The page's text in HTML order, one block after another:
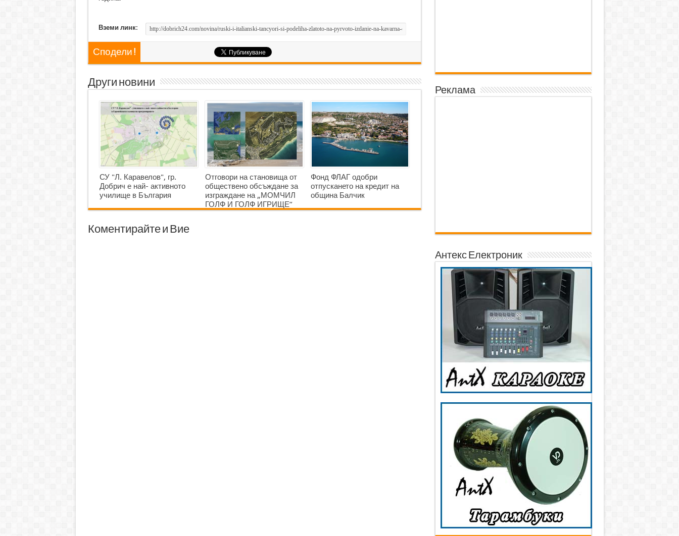
Вземи линк:
Сподели !
Други новини
СУ "Л. Каравелов", гр.
Добрич е най- активното
училище в България
Отговори на становища от
обществено обсъждане за
изграждане на „МОМЧИЛ
ГОЛФ И ГОЛФ ИГРИЩЕ”
Фонд ФЛАГ одобри
отпускането на кредит на
община Балчик
Коментирайте и Вие
Реклама
Антекс Електроник